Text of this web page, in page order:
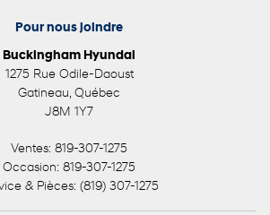
Pour nous joindre
Buckingham Hyundai
1275 Rue Odile-Daoust
Gatineau, Québec
J8M 1Y7
Ventes: 819-307-1275
Occasion: 819-307-1275
& Pièces: (819) 307-1275